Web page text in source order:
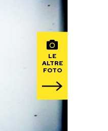
LE
ALTRE
FOTO